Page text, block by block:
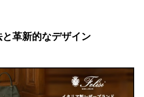
革新的なデザイン